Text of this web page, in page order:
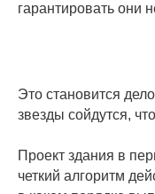
гарантировать они
Это становится
звезды сойдутся,
Проект здания в
четкий алгоритм